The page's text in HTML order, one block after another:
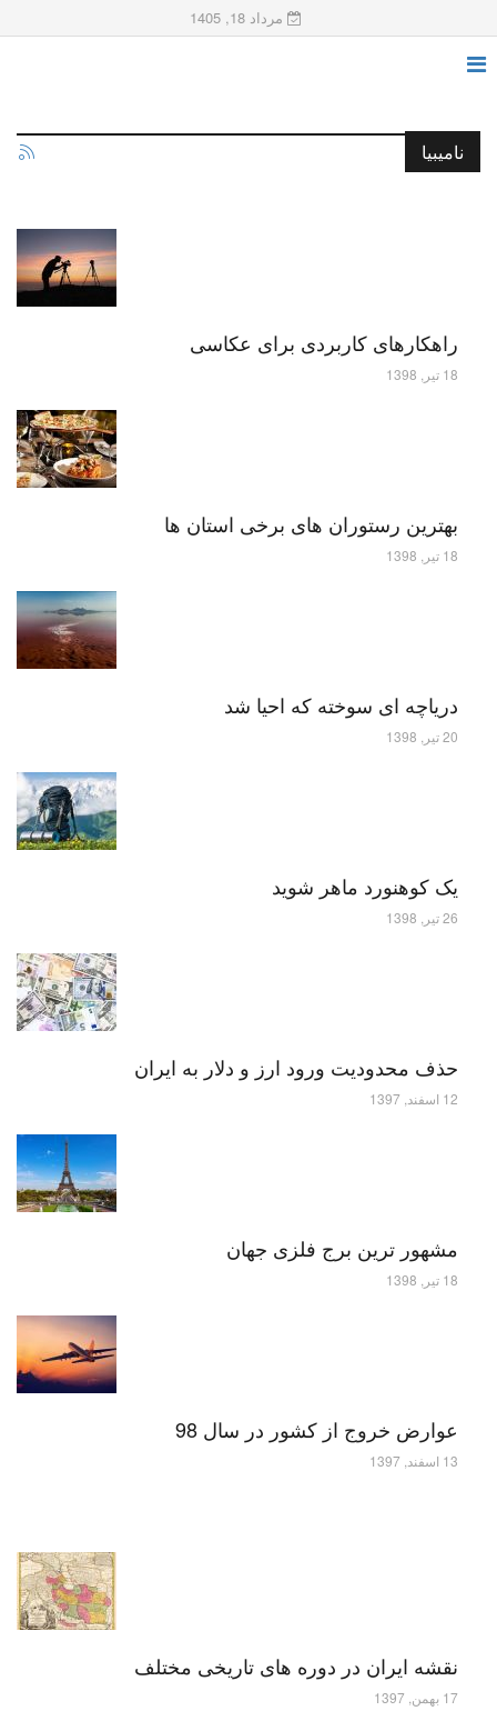
مرداد 18, 1405
نامیبیا
راهکارهای کاربردی برای عکاسی
18 تیر, 1398
بهترین رستوران های برخی استان ها
18 تیر, 1398
دریاچه ای سوخته که احیا شد
20 تیر, 1398
یک کوهنورد ماهر شوید
26 تیر, 1398
حذف محدودیت ورود ارز و دلار به ایران
12 اسفند, 1397
مشهور ترین برج فلزی جهان
18 تیر, 1398
عوارض خروج از کشور در سال 98
13 اسفند, 1397
نقشه ایران در دوره های تاریخی مختلف
17 بهمن, 1397